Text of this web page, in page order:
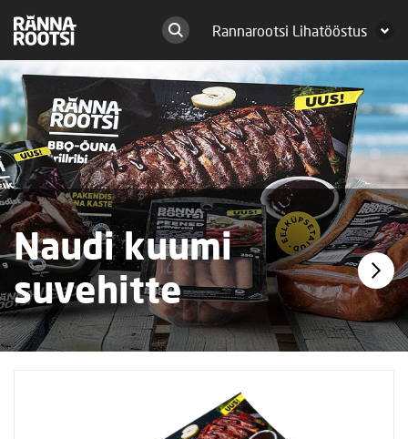
Rannarootsi Lihatööstus
Naudi kuumi
suvehitte